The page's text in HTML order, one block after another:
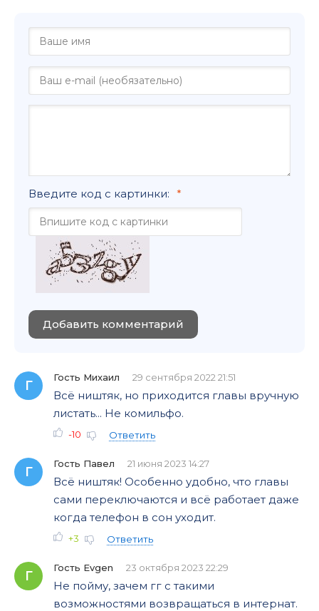
Введите код с картинки:
Добавить комментарий
Г
Гость Михаил 29 сентября 2022 21:51
Всё ништяк, но приходится главы вручную
листать... Не комильфо.
-10 Ответить
Г
Гость Павел 21 июня 2023 14:27
Всё ништяк! Особенно удобно, что главы
сами переключаются и всё работает даже
когда телефон в сон уходит.
+3 Ответить
Г
Гость Evgen 23 октября 2023 22:29
Не пойму, зачем гг с такими
возможностями возвращаться в интернат.